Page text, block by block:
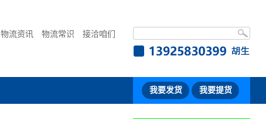
物流资讯 物流常识 接洽咱们
我要发货 我要提货